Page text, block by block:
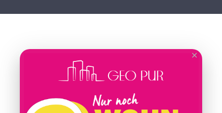
WHR GmbH & Co. KG
Pleinfelder Str. 30
91166 Georgensgmünd
×